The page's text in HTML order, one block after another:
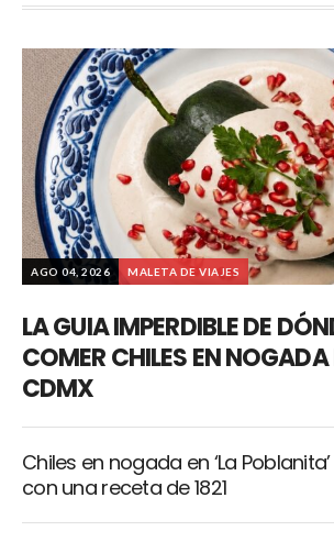
AGO 04, 2026 MALETA DE VIAJES
LA GUIA IMPERDIBLE DE
COMER CHILES EN NOGADA
CDMX
Chiles en nogada en ‘La
con una receta de 1821